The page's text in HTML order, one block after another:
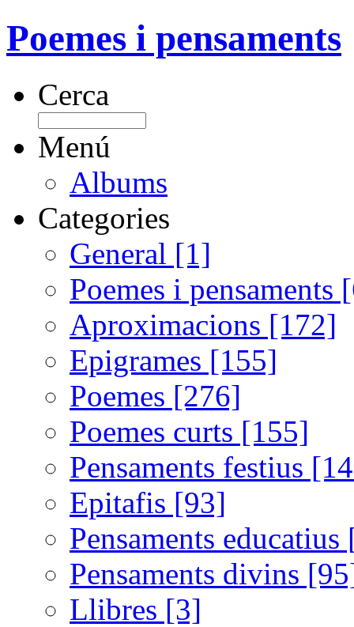
Poemes i pensaments
Cerca
Menú
Albums
Categories
General [1]
Poemes i pensaments
Aproximacions [172]
Epigrames [155]
Poemes [276]
Poemes curts [155]
Pensaments festius
Epitafis [93]
Pensaments
Pensaments divins
Llibres [3]